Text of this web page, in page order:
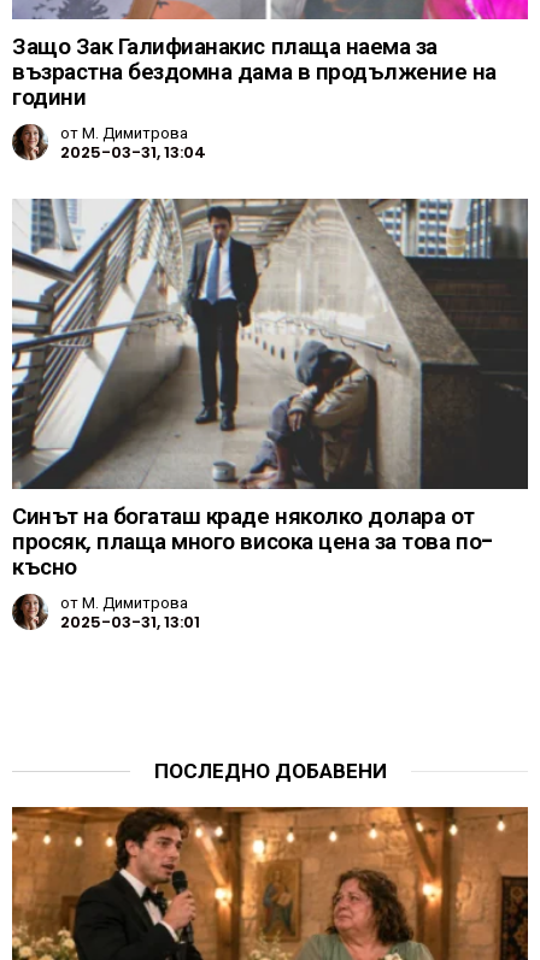
Защо Зак Галифианакис плаща наема за
възрастна бездомна дама в продължение на
години
отМ. Димитрова
2025-03-31, 13:04
Синът на богаташ краде няколко долара от
просяк, плаща много висока цена за това по-
късно
отМ. Димитрова
2025-03-31, 13:01
ПОСЛЕДНО ДОБАВЕНИ